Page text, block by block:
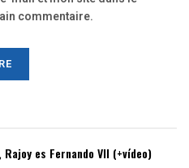
commentaire.
es Fernando VII (+vídeo)